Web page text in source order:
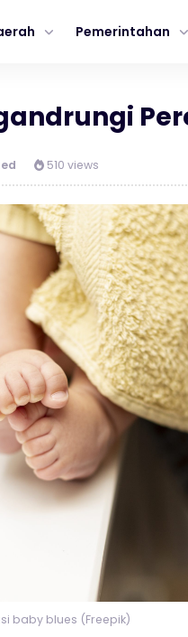
Pemerintahan
510 views
baby blues (Freepik)